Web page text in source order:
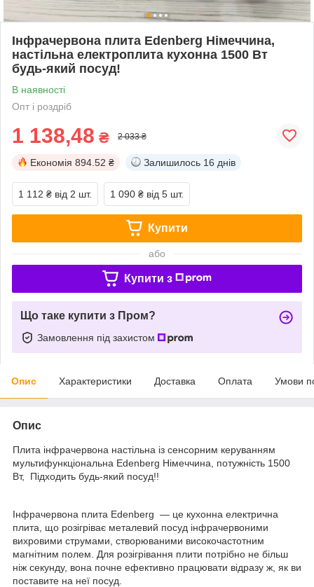
Інфрачервона плита Edenberg Німеччина,
настільна електроплита кухонна 1500 Вт
будь-який посуд!
В наявності
Опт і роздріб
1 138,48 ₴ 2 033 ₴
Економія 894.52 ₴ Залишилось 16 днів
1 112 ₴ від 2 шт. 1 090 ₴ від 5 шт.
Купити
або
Купити з
Що таке купити з Пром?
Замовлення під захистом
Опис Характеристики Доставка Оплата Умови
Опис
Плита інфрачервона настільна із сенсорним керуванням
мультифункціональна Edenberg Німеччина, потужність 1500
Вт, Підходить будь-який посуд!!
Інфрачервона плита Edenberg — це кухонна електрична
плита, що розігріває металевий посуд інфрачервоними
вихровими струмами, створюваними високочастотним
магнітним полем. Для розігрівання плити потрібно не більш
ніж секунду, вона почне ефективно працювати відразу ж, як ви
поставите на неї посуд.